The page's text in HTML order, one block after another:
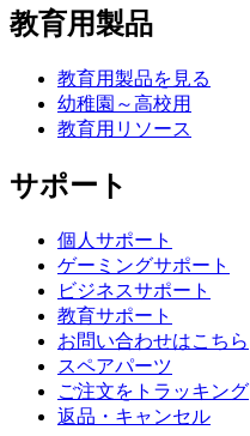
教育用製品
教育用製品を見る
幼稚園～高校用
教育用リソース
サポート
個人サポート
ゲーミングサポート
ビジネスサポート
教育サポート
お問い合わせはこちら
スペアパーツ
ご注文をトラッキング
返品・キャンセル